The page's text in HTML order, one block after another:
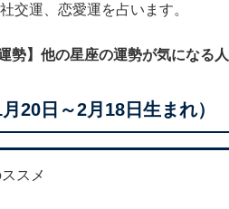
交運、恋愛運を占います。
勢】他の星座の運勢が気になる
20日～2月18日生まれ）
スメ